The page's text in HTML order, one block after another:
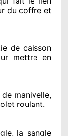
du coffre et
de caisson
mettre en
manivelle,
roulant.
la sangle